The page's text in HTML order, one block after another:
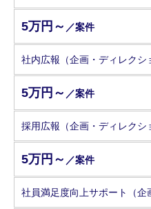
5万円～ ／案件
社内広報（企画・ディレクシ
5万円～ ／案件
採用広報（企画・ディレクシ
5万円～ ／案件
社員満足度向上サポート（企